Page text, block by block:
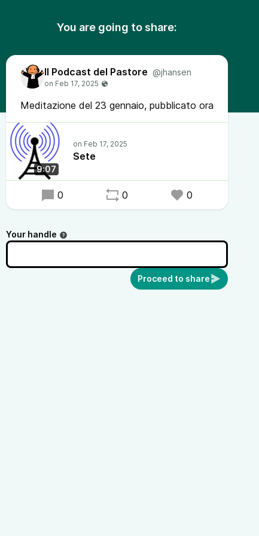
You are going to share:
Il Podcast del Pastore @jhansen
Meditazione del 23 gennaio, pubblicato ora
9:07
Sete
0 0 0
Your handle
Proceed to share